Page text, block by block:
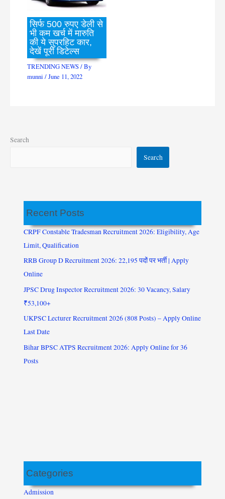
सिर्फ 500 रुपए डेली से
भी कम खर्च में मारुति
की ये सुपरहिट कार,
देखें पूरी डिटेल्स
TRENDING NEWS/ By
munni/June 11, 2022
Search
Search
Recent Posts
CRPF Constable Tradesman Recruitment 2026: Eligibility, Age
Limit, Qualification
RRB Group D Recruitment 2026: 22,195 पदों पर भर्ती | Apply
Online
JPSC Drug Inspector Recruitment 2026: 30 Vacancy, Salary
₹53,100+
UKPSC Lecturer Recruitment 2026 (808 Posts) – Apply Online
Last Date
Bihar BPSC ATPS Recruitment 2026: Apply Online for 36
Posts
Categories
Admission